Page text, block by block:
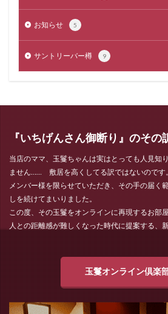
お知らせ 5
サントリーバー樽 9
『いちげんさん御断り』のその
当店のママ、玉鬘ちゃんは実はとっても人見知
ません…… 敷居を高くしてる訳ではないのです
メンバー様を限らせていただき、その手の届く
しを続けてまいりました。
この度、その玉鬘をオンラインに再現するお部
人との距離感が難しくなった時代に提案する、
玉鬘オンライン倶楽